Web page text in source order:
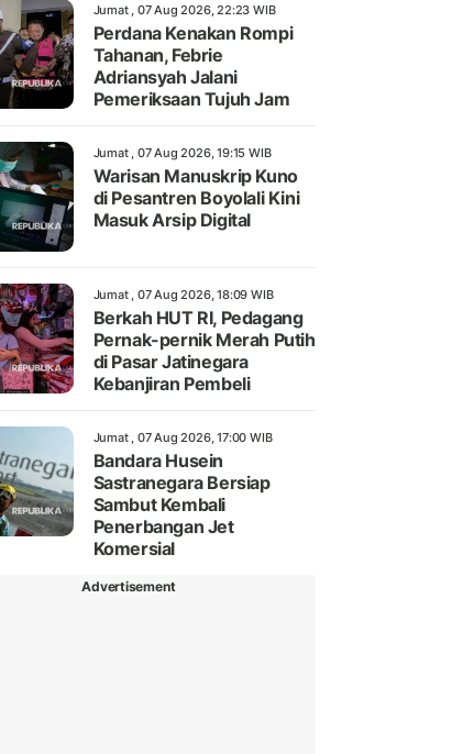
Jumat , 07 Aug 2026, 22:23 WIB
Perdana Kenakan Rompi
Tahanan, Febrie
Adriansyah Jalani
Pemeriksaan Tujuh Jam
Jumat , 07 Aug 2026, 19:15 WIB
Warisan Manuskrip Kuno
di Pesantren Boyolali Kini
Masuk Arsip Digital
Jumat , 07 Aug 2026, 18:09 WIB
Berkah HUT RI, Pedagang
Pernak-pernik Merah Putih
di Pasar Jatinegara
Kebanjiran Pembeli
Jumat , 07 Aug 2026, 17:00 WIB
Bandara Husein
Sastranegara Bersiap
Sambut Kembali
Penerbangan Jet
Komersial
Advertisement